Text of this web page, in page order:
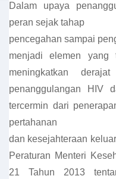
Dalam upaya
peran sejak tahap
pencegahan sampai
menjadi elemen yang
meningkatkan
penanggulangan HIV
tercermin dari
pertahanan
dan kesejahteraan
Peraturan Menteri
21 Tahun 2013